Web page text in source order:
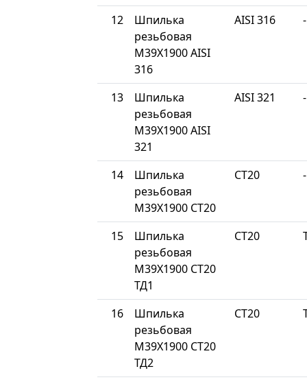
12
Шпилька
резьбовая
М39Х1900 AISI
316
AISI 316 -
13
Шпилька
резьбовая
М39Х1900 AISI
321
AISI 321 -
14
Шпилька
резьбовая
М39Х1900 СТ20
СТ20 -
15
Шпилька
резьбовая
М39Х1900 СТ20
ТД1
СТ20
16
Шпилька
резьбовая
М39Х1900 СТ20
ТД2
СТ20